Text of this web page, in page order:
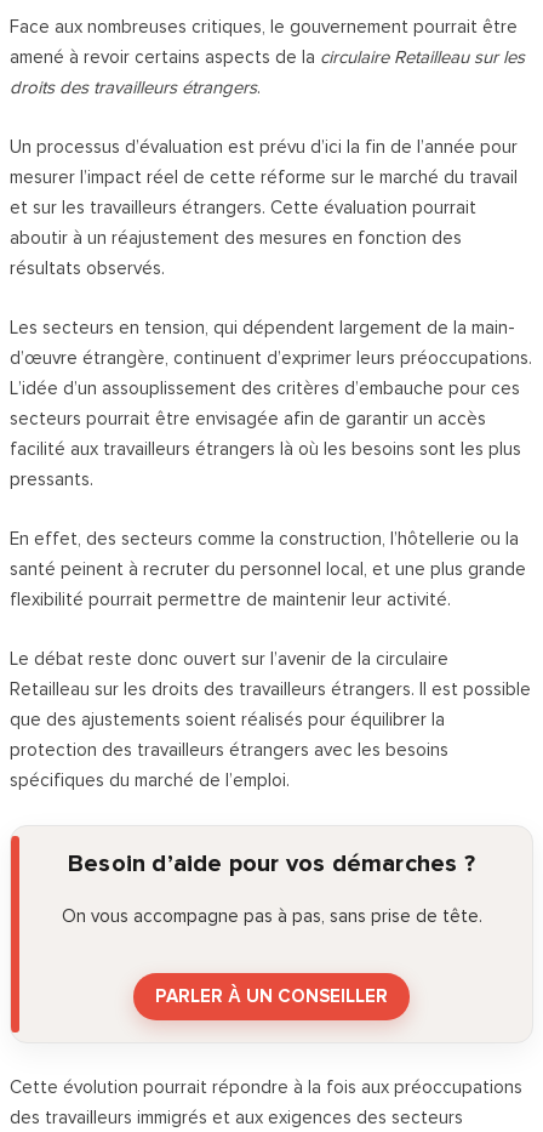
Face aux nombreuses critiques, le gouvernement pourrait être
amené à revoir certains aspects de la circulaire Retailleau sur les
droits des travailleurs étrangers.
Un processus d’évaluation est prévu d’ici la fin de l’année pour
mesurer l’impact réel de cette réforme sur le marché du travail
et sur les travailleurs étrangers. Cette évaluation pourrait
aboutir à un réajustement des mesures en fonction des
résultats observés.
Les secteurs en tension, qui dépendent largement de la main-
d’œuvre étrangère, continuent d’exprimer leurs préoccupations.
L’idée d’un assouplissement des critères d’embauche pour ces
secteurs pourrait être envisagée afin de garantir un accès
facilité aux travailleurs étrangers là où les besoins sont les plus
pressants.
En effet, des secteurs comme la construction, l’hôtellerie ou la
santé peinent à recruter du personnel local, et une plus grande
flexibilité pourrait permettre de maintenir leur activité.
Le débat reste donc ouvert sur l’avenir de la circulaire
Retailleau sur les droits des travailleurs étrangers. Il est possible
que des ajustements soient réalisés pour équilibrer la
protection des travailleurs étrangers avec les besoins
spécifiques du marché de l’emploi.
Besoin d’aide pour vos démarches ?
On vous accompagne pas à pas, sans prise de tête.
PARLER À UN CONSEILLER
Cette évolution pourrait répondre à la fois aux préoccupations
des travailleurs immigrés et aux exigences des secteurs